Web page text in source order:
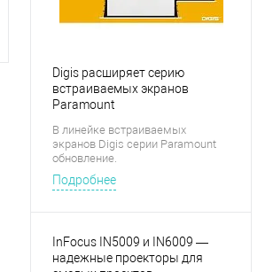
Digis расширяет серию
встраиваемых экранов
Paramount
В линейке встраиваемых
экранов Digis серии Paramount
обновление.
Подробнее
InFocus IN5009 и IN6009 —
надежные проекторы для